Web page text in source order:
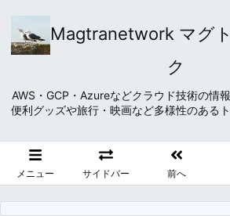
Magtranetwork マグ
ク
AWS・GCP・Azureなどクラウド技術の情
便利グッズや旅行・映画など多様性のある
メニュー サイドバー 前へ